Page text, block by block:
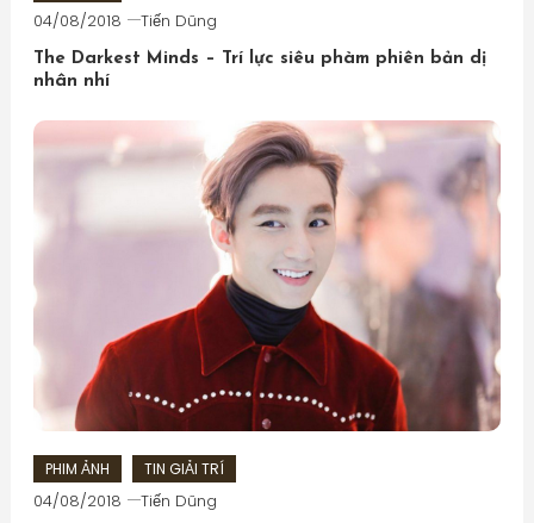
04/08/2018 Tiến Dũng
The Darkest Minds – Trí lực siêu phàm phiên bản dị
nhân nhí
PHIM ẢNH TIN GIẢI TRÍ
04/08/2018 Tiến Dũng